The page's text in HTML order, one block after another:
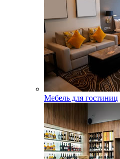
Мебель для гостиниц